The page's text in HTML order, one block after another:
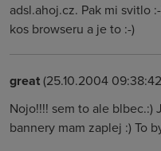
adsl.ahoj.cz. Pak mi svitlo
kos browseru a je to :-)
great(25.10.2004
Nojo!!!! sem to ale blbec.:)
bannery mam zaplej :) To